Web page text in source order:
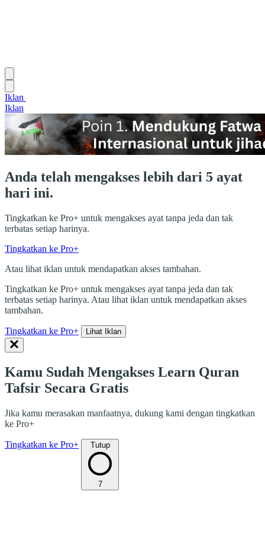
Iklan
Iklan
Anda telah mengakses lebih dari 5 ayat
hari ini.
Tingkatkan ke Pro+ untuk mengakses ayat tanpa jeda dan tak
terbatas setiap harinya.
Tingkatkan ke Pro+
Atau lihat iklan untuk mendapatkan akses tambahan.
Tingkatkan ke Pro+ untuk mengakses ayat tanpa jeda dan tak
terbatas setiap harinya. Atau lihat iklan untuk mendapatkan akses
tambahan.
Tingkatkan ke Pro+ Lihat Iklan
Kamu Sudah Mengakses Learn Quran
Tafsir Secara Gratis
Jika kamu merasakan manfaatnya, dukung kami dengan tingkatkan
ke Pro+
Tingkatkan ke Pro+ Tutup
7